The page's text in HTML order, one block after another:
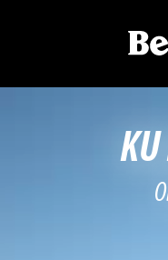
KU